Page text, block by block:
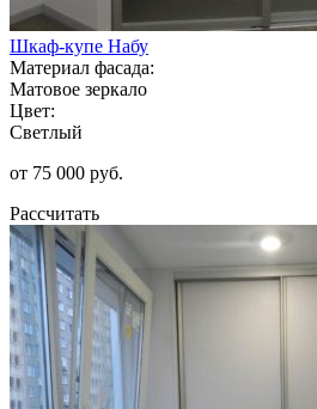
Шкаф-купе Набу
Материал фасада:
Матовое зеркало
Цвет:
Светлый
от 75 000 руб.
Рассчитать